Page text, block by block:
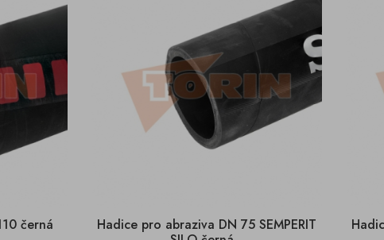
černá
Hadice pro abraziva DN 75 SEMPERIT